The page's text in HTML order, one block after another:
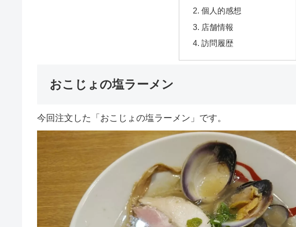
個人的感想
店舗情報
訪問履歴
おこじょの塩ラーメン
今回注文した「おこじょの塩ラーメン」です。